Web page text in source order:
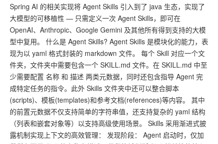
Spring AI 的相关实现将 Agent Skills 引入到了 java 生态，实现了
大模型的可移植性 — 只需定义一次 Agent Skills，即可在
OpenAI、Anthropic、Google Gemini 及其他所有得到支持的大模
型中复用。 什么是 Agent Skills? Agent Skills 是模块化的能力，表
现为以 yaml 格式封装的 markdown 文件。 每个 Skill 对应一个文
件夹，文件夹中需要包含一个 SKILL.md 文件。在 SKILL.md 中至
少需要配置 名称 和 描述 两类元数据，同时还包含指导 Agent 完
成特定任务的指令。此外 Skills 文件夹中还可以整合脚本
(scripts)、模板(templates)和参考文档(references)等内容。 其中
的前置元数据不仅支持简单的字符串值，还支持复杂的 yaml 结构
（列表和嵌套对象等）以支持高级使用场景。 Skills 采用渐进式披
露机制实现上下文的高效管理： 发现阶段： Agent 启动时，仅加